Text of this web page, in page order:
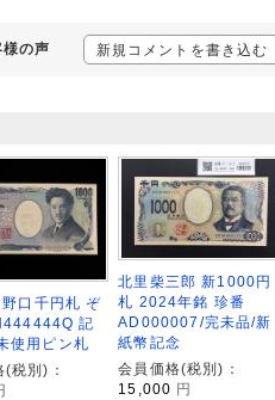
の声 新規コメントを書き込む
口千円札 ぞ
記
使用ピン札
税別)：
北里柴三郎 新1000円
札 2024年銘 珍番
AD000007/完未品/新
紙幣記念
会員価格(税別)：
15,000 円